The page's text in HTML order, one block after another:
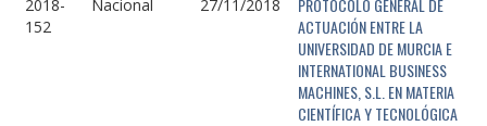
2018-
152
Nacional 27/11/2018
PROTOCOLO GENERAL DE
ACTUACIÓN ENTRE LA
UNIVERSIDAD DE MURCIA E
INTERNATIONAL BUSINESS
MACHINES, S.L. EN MATERIA
CIENTÍFICA Y TECNOLÓGICA